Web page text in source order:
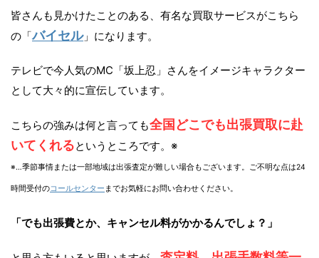
皆さんも見かけたことのある、有名な買取サービスがこちら
の「バイセル」になります。
テレビで今人気のMC「坂上忍」さんをイメージキャラクター
として大々的に宣伝しています。
こちらの強みは何と言っても全国どこでも出張買取に赴
いてくれるというところです。※
※…季節事情または一部地域は出張査定が難しい場合もございます。ご不明な点は24
時間受付のコールセンター までお気軽にお問い合わせください。
「でも出張費とか、キャンセル料がかかるんでしょ？」